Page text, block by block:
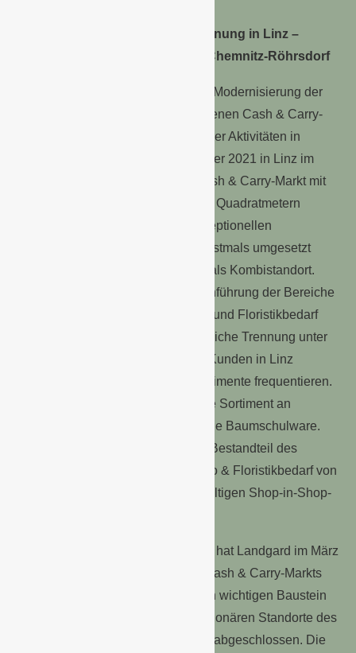
Cash & Carry-Filialnetz: Neueröffnung in Linz –
umfassende Modernisierung in Chemnitz-Röhrsdorf
Landgard treibt die Expansion und Modernisierung der
vom Landgard-Fachhandel betriebenen Cash & Carry-
Märkte weiter voran. Zum Ausbau der Aktivitäten in
Österreich wurde dazu im September 2021 in Linz im
Bundesland Oberösterreich ein Cash & Carry-Markt mit
einer Gesamtfläche von über 6.300 Quadratmetern
eröffnet. Eine der wichtigsten konzeptionellen
Weiterentwicklungen, die in Linz erstmals umgesetzt
wurde, ist der Betrieb des Marktes als Kombistandort.
Damit verbunden ist die Zusammenführung der Bereiche
Pflanzenmarkt, Bloomways, Deko- und Floristikbedarf
sowie Gartenbaubedarf ohne räumliche Trennung unter
einem Dach. Dadurch werden die Kunden in Linz
automatisch alle Bereiche und Sortimente frequentieren.
Den Schwerpunkt bildet das riesige Sortiment an
Zimmer- und Freilandpflanzen sowie Baumschulware.
Bloomways ist genauso integraler Bestandteil des
Kombimarkt-Ansatzes wie der Deko & Floristikbedarf von
Landgard, der sich in Linz mit vielfältigen Shop-in-Shop-
Pünktlich zum Start in den Frühling hat Landgard im März
2022 mit der Modernisierung des Cash & Carry-Markts
Chemnitz-Röhrsdorf einen weiteren wichtigen Baustein
seiner Zukunftsstrategie für die stationären Standorte des
Landgard-Fachhandels erfolgreich abgeschlossen. Die